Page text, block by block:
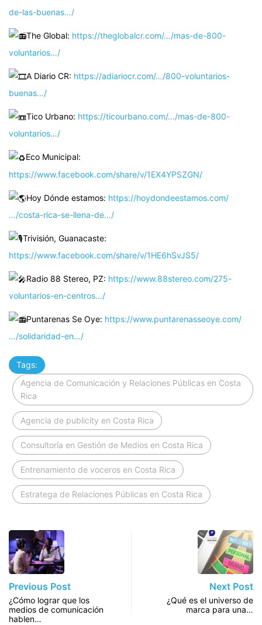
de-las-buenas…/
The Global: https://theglobalcr.com/…/mas-de-800-
voluntarios…/
A Diario CR: https://adiariocr.com/…/800-voluntarios-
buenas…/
Tico Urbano: https://ticourbano.com/…/mas-de-800-
voluntarios…/
Eco Municipal:
https://www.facebook.com/share/v/1EX4YPSZGN/
Hoy Dónde estamos: https://hoydondeestamos.com/
…/costa-rica-se-llena-de…/
Trivisión, Guanacaste:
https://www.facebook.com/share/v/1HE6hSvJS5/
Radio 88 Stereo, PZ: https://www.88stereo.com/275-
voluntarios-en-centros…/
Puntarenas Se Oye: https://www.puntarenasseoye.com/
…/solidaridad-en…/
Tags:
Agencia de Comunicación y Relaciones Públicas en Costa
Rica
Agencia de publicity en Costa Rica
Consultoría en Gestión de Medios en Costa Rica
Entrenamiento de voceros en Costa Rica
Estratega de Relaciones Públicas en Costa Rica
Previous Post
¿Cómo lograr que los
medios de comunicación
hablen…
Next Post
¿Qué es el universo de
marca para una…